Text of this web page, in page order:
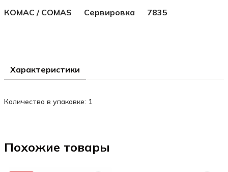
КОМАС / COMAS Сервировка 7835
Характеристики
Количество в упаковке: 1
Похожие товары